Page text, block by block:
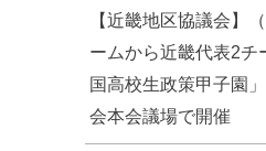
【近畿地区協議会】
ームから近畿代表2チ
国高校生政策甲子園
会本会議場で開催